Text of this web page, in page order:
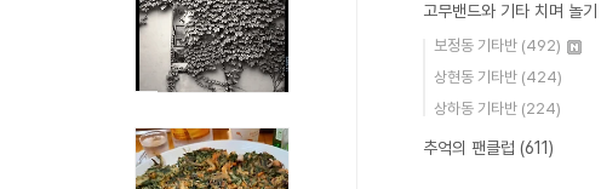
고무밴드와 기타 치며 놀기
보정동 기타반 (492)
상현동 기타반 (424)
상하동 기타반 (224)
추억의 팬클럽 (611)